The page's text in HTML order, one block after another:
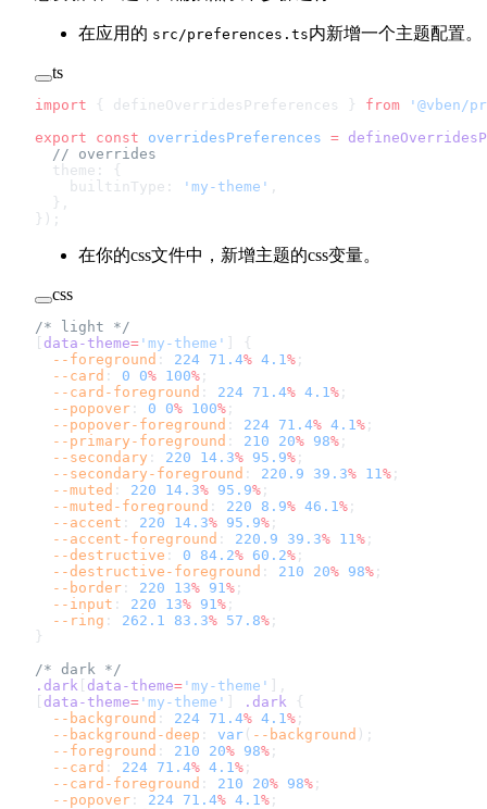
在应用的 src/preferences.ts内新增一个主题配置。
ts
import { defineOverridesPreferences } from '@vben/
export const overridesPreferences =
  // overrides
  theme: {
    builtinType:
'my-theme' ,
  },
});
在你的css文件中，新增主题的css变量。
css
/* light */
data-theme= 'my-theme'
] {
  --foreground
: 224 71.4% 4.1% ;
  --card
: 0 0% 100% ;
  --card-foreground
: 224 71.4% 4.1% ;
  --popover
: 0 0% 100% ;
  --popover-foreground
: 224 71.4% 4.1% ;
  --primary-foreground
: 210 20% 98% ;
  --secondary
: 220 14.3% 95.9% ;
  --secondary-foreground
: 220.9 39.3% 11% ;
  --muted
: 220 14.3% 95.9% ;
  --muted-foreground
: 220 8.9% 46.1% ;
  --accent
: 220 14.3% 95.9% ;
  --accent-foreground
: 220.9 39.3% 11% ;
  --destructive
: 0 84.2% 60.2% ;
  --destructive-foreground
: 210 20% 98% ;
  --border
: 220 13% 91% ;
  --input
: 220 13% 91% ;
  --ring
: 262.1 83.3% 57.8% ;
}
/* dark */
.dark data-theme= 'my-theme'
],
data-theme= 'my-theme' .dark {
  --background
: 224 71.4% 4.1% ;
  --background-deep
: var ( --background );
  --foreground
: 210 20% 98% ;
  --card
: 224 71.4% 4.1% ;
  --card-foreground
: 210 20% 98% ;
  --popover
: 224 71.4% 4.1% ;